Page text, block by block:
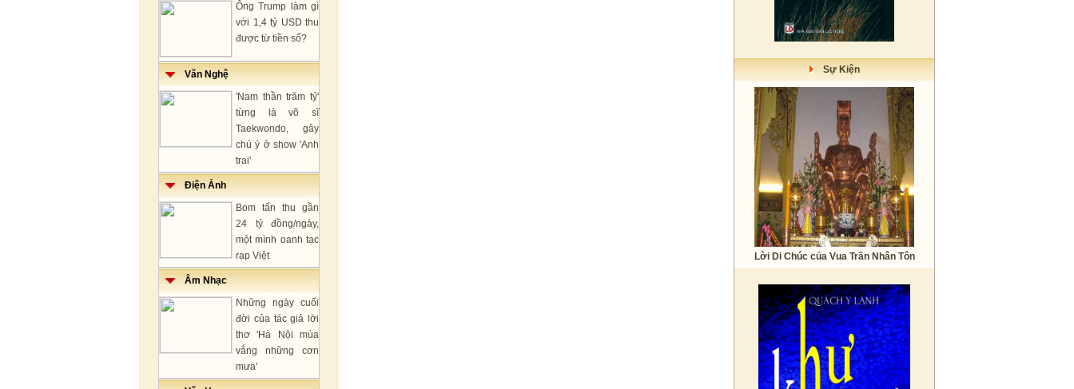
Ông Trump làm gì
với 1,4 tỷ USD thu
được từ tiền số?
Văn Nghệ
'Nam thần trăm tỷ'
từng là võ sĩ
Taekwondo, gây
chú ý ở show 'Anh
trai'
Điện Ảnh
Bom tấn thu gần
24 tỷ đồng/ngày,
một mình oanh tạc
rạp Việt
Âm Nhạc
Những ngày cuối
đời của tác giả lời
thơ 'Hà Nội mùa
vắng những cơn
mưa'
Sự Kiện
Lời Di Chúc của Vua Trần Nhân Tôn